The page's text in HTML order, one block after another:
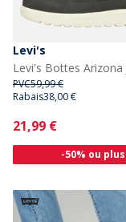
Levi's
PVC59,99 €
Rabais38,00 €
Current
21,99 €
-50% ou plus